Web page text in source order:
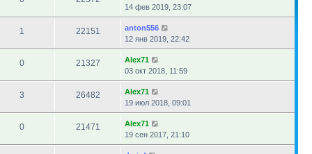
14 фев 2019, 23:07
1 22151
anton556
12 янв 2019, 22:42
0 21327
Alex71
03 окт 2018, 11:59
3 26482
Alex71
19 июл 2018, 09:01
0 21471
Alex71
19 сен 2017, 21:10